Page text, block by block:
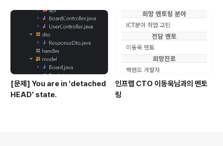
[문제] You are in 'detached
HEAD' state.
인프랩 CTO 이동욱님과의 멘토
링